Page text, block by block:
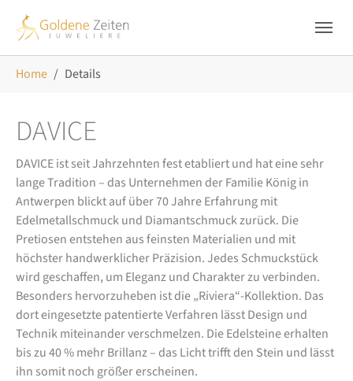
Home Details
DAVICE
DAVICE ist seit Jahrzehnten fest etabliert und hat eine sehr
lange Tradition – das Unternehmen der Familie König in
Antwerpen blickt auf über 70 Jahre Erfahrung mit
Edelmetallschmuck und Diamantschmuck zurück. Die
Pretiosen entstehen aus feinsten Materialien und mit
höchster handwerklicher Präzision. Jedes Schmuckstück
wird geschaffen, um Eleganz und Charakter zu verbinden.
Besonders hervorzuheben ist die „Riviera“-Kollektion. Das
dort eingesetzte patentierte Verfahren lässt Design und
Technik miteinander verschmelzen. Die Edelsteine erhalten
bis zu 40 % mehr Brillanz – das Licht trifft den Stein und lässt
ihn somit noch größer erscheinen.